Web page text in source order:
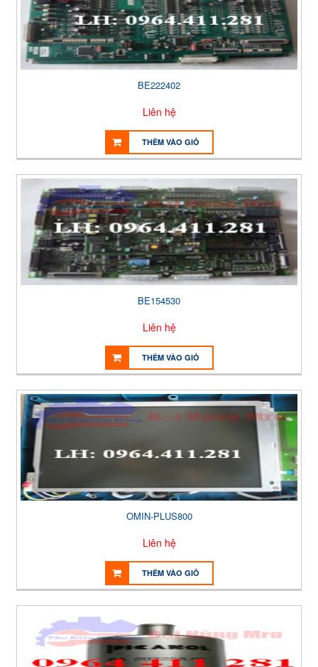
BE222402
Liên hệ
THÊM VÀO GIỎ
BE154530
Liên hệ
THÊM VÀO GIỎ
OMIN-PLUS800
Liên hệ
THÊM VÀO GIỎ